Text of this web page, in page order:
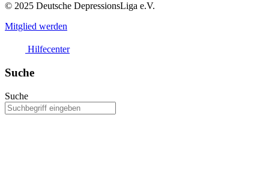
© 2025 Deutsche DepressionsLiga e.V.
Mitglied werden
Hilfecenter
Suche
Suche